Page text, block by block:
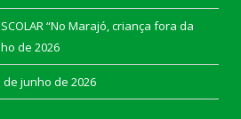
“No Marajó, criança fora da
de 2026
de junho de 2026